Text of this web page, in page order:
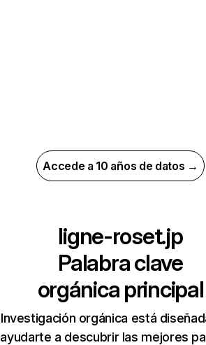
Accede a 10 años de datos →
ligne-roset.jp
Palabra clave
orgánica principal
Investigación orgánica está
ayudarte a descubrir las mejores